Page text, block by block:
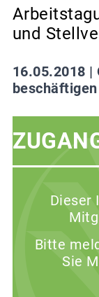
und
16.05.2018 |
Dieser
Bitte
Sie